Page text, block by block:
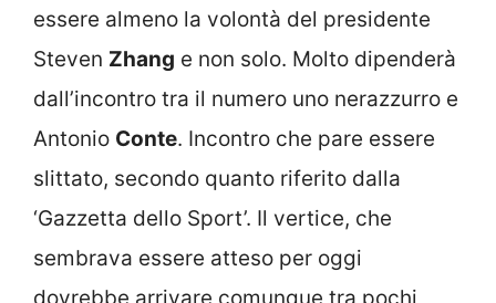
essere almeno la volontà del presidente
Steven Zhang e non solo. Molto dipenderà
dall’incontro tra il numero uno nerazzurro e
Antonio Conte. Incontro che pare essere
slittato, secondo quanto riferito dalla
‘Gazzetta dello Sport’. Il vertice, che
sembrava essere atteso per oggi
dovrebbe arrivare comunque tra pochi